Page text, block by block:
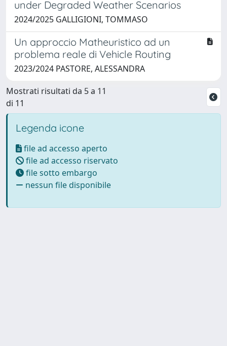
under Degraded Weather Scenarios
2024/2025 GALLIGIONI, TOMMASO
Un approccio Matheuristico ad un
problema reale di Vehicle Routing
2023/2024 PASTORE, ALESSANDRA
Mostrati risultati da 5 a 11
di 11
Legenda icone
file ad accesso aperto
file ad accesso riservato
file sotto embargo
nessun file disponibile